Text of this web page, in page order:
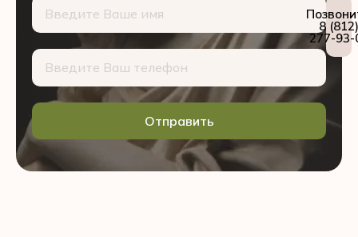
Отправить
8 (812)
277-93-